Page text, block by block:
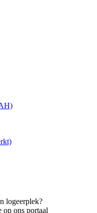
logeerplek?
op ons portaal